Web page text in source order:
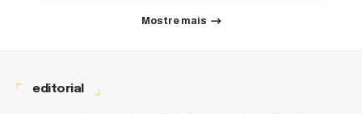
Mostre mais
editorial